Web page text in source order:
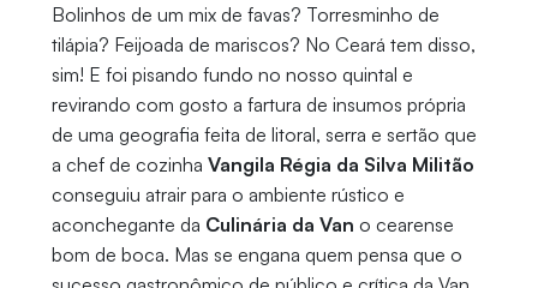
Bolinhos de um mix de favas? Torresminho de
tilápia? Feijoada de mariscos? No Ceará tem disso,
sim! E foi pisando fundo no nosso quintal e
revirando com gosto a fartura de insumos própria
de uma geografia feita de litoral, serra e sertão que
a chef de cozinha Vangila Régia da Silva Militão
conseguiu atrair para o ambiente rústico e
aconchegante da Culinária da Van o cearense
bom de boca. Mas se engana quem pensa que o